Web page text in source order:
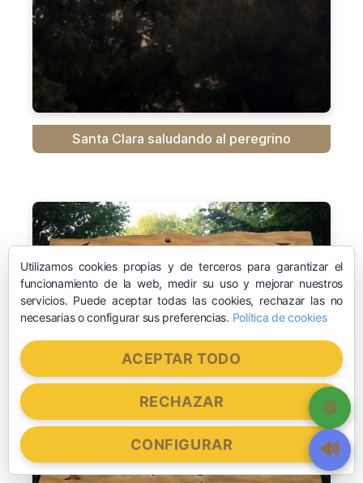
Santa Clara saludando al peregrino
Utilizamos cookies propias y de terceros para garantizar el
funcionamiento de la web, medir su uso y mejorar nuestros
servicios. Puede aceptar todas las cookies, rechazar las no
necesarias o configurar sus preferencias. Política de cookies
ACEPTAR TODO
RECHAZAR
CONFIGURAR